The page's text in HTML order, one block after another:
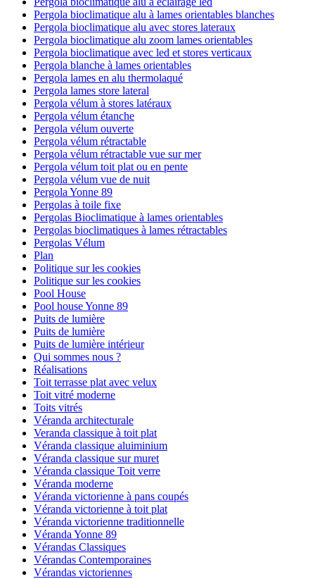
Pergola bioclimatique alu à lames orientables blanches
Pergola bioclimatique alu avec stores lateraux
Pergola bioclimatique alu zoom lames orientables
Pergola bioclimatique avec led et stores verticaux
Pergola blanche à lames orientables
Pergola lames en alu thermolaqué
Pergola lames store lateral
Pergola vélum à stores latéraux
Pergola vélum étanche
Pergola vélum ouverte
Pergola vélum rétractable
Pergola vélum rétractable vue sur mer
Pergola vélum toit plat ou en pente
Pergola vélum vue de nuit
Pergola Yonne 89
Pergolas à toile fixe
Pergolas Bioclimatique à lames orientables
Pergolas bioclimatiques à lames rétractables
Pergolas Vélum
Plan
Politique sur les cookies
Politique sur les cookies
Pool House
Pool house Yonne 89
Puits de lumière
Puits de lumière
Puits de lumière intérieur
Qui sommes nous ?
Réalisations
Toit terrasse plat avec velux
Toit vitré moderne
Toits vitrés
Véranda architecturale
Veranda classique à toit plat
Véranda classique aluiminium
Véranda classique sur muret
Véranda classique Toit verre
Véranda moderne
Véranda victorienne à pans coupés
Véranda victorienne à toit plat
Véranda victorienne traditionnelle
Véranda Yonne 89
Vérandas Classiques
Vérandas Contemporaines
Vérandas victoriennes